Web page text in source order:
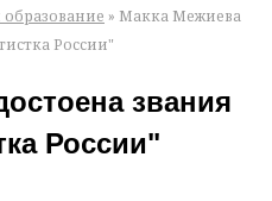
образование » Макка Межиева
России"
звания
России"